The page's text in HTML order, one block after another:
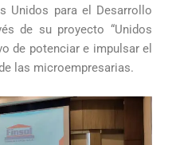
Unidos para el Desarrollo
de su proyecto “Unidos
de potenciar e impulsar el
las microempresarias.